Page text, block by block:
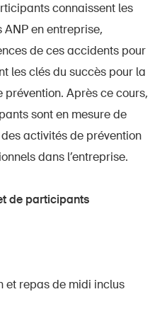
connaissent les
en entreprise,
de ces accidents pour
les clés du succès pour la
Après ce cours,
sont en mesure de
activités de prévention
dans l’entreprise.
de participants
et repas de midi inclus